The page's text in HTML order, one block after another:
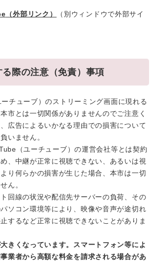
（外部リンク）
（別ウィンドウで外部サイ
際の注意（免責）事項
チューブ）のストリーミング画面に現れる
市とは一切関係がありませんのでご注意く
広告によるいかなる理由での損害について
いません。
（ユーチューブ）の運営会社等とは契約
、中継が正常に視聴できない、あるいは視
り何らかの損害が生じた場合、本市は一切
ん。
回線の状況や配信先サーバーの負荷、その
ソコン環境等により、映像や音声が途切れ
するなど正常に視聴できないことがありま
きくなっています。スマートフォン等によ
業者から高額な料金を請求される場合があ